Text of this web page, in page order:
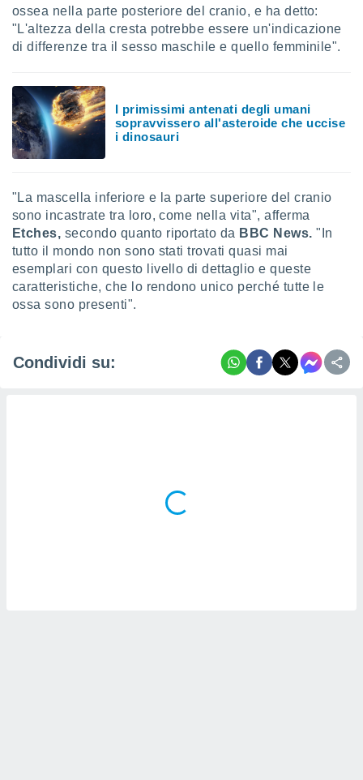
ossea nella parte posteriore del cranio, e ha detto:
"L'altezza della cresta potrebbe essere un'indicazione
di differenze tra il sesso maschile e quello femminile".
I primissimi antenati degli umani
sopravvissero all'asteroide che uccise
i dinosauri
"La mascella inferiore e la parte superiore del cranio
sono incastrate tra loro, come nella vita", afferma
Etches, secondo quanto riportato da BBC News. "In
tutto il mondo non sono stati trovati quasi mai
esemplari con questo livello di dettaglio e queste
caratteristiche, che lo rendono unico perché tutte le
ossa sono presenti".
Condividi su: